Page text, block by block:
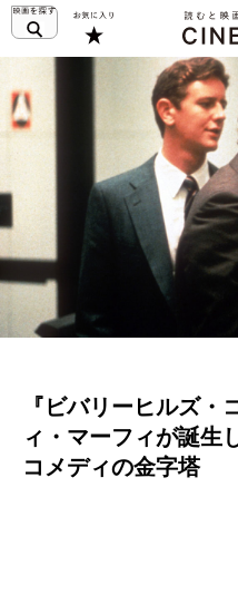
『ビバリーヒルズ
ィ・マーフィが誕生
コメディの金字塔